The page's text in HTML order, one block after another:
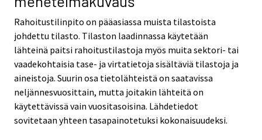
Rahoitustilinpito on pääasiassa muista tilastoista
johdettu tilasto. Tilaston laadinnassa käytetään
lähteinä paitsi rahoitustilastoja myös muita sektori- tai
vaadekohtaisia tase- ja virtatietoja sisältäviä tilastoja ja
aineistoja. Suurin osa tietolähteistä on saatavissa
neljännesvuosittain, mutta joitakin lähteitä on
käytettävissä vain vuositasoisina. Lähdetiedot
sovitetaan yhteen tasapainotetuksi kokonaisuudeksi.